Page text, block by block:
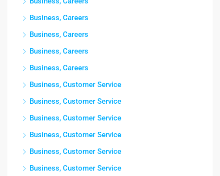
Business, Careers
Business, Careers
Business, Careers
Business, Careers
Business, Customer Service
Business, Customer Service
Business, Customer Service
Business, Customer Service
Business, Customer Service
Business, Customer Service